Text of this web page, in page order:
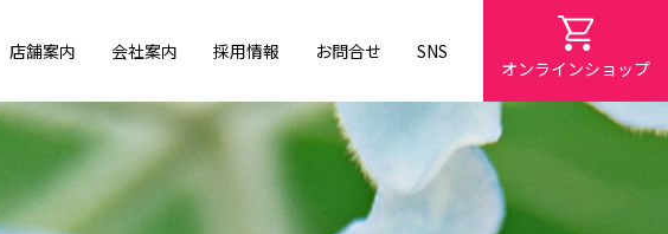
店舗案内 会社案内 採用情報 お問合せ SNS
オンラインショップ